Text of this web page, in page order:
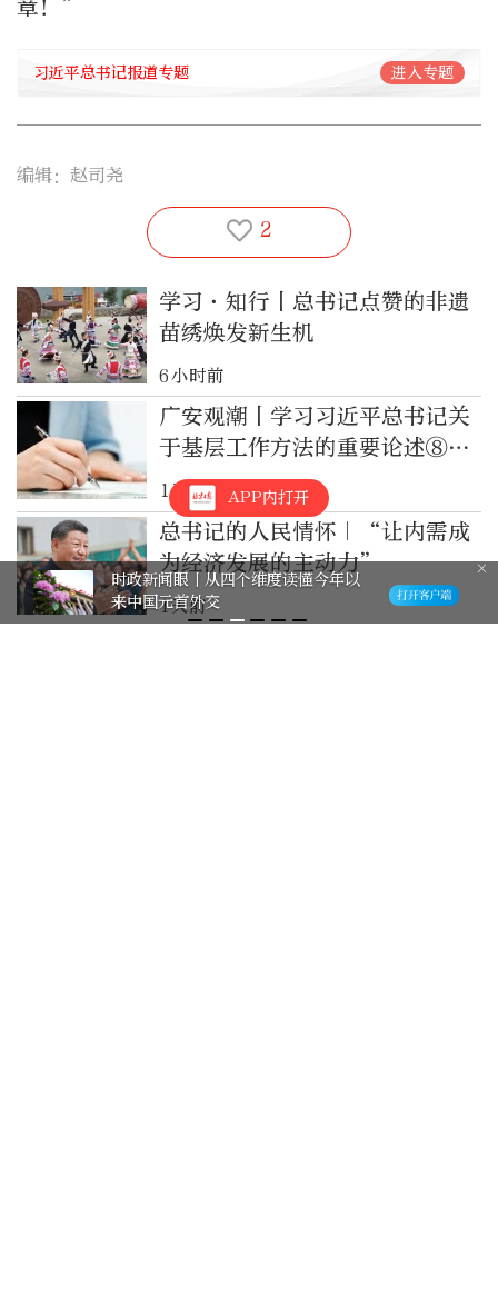
章！”
习近平总书记报道专题 进入专题
编辑：赵司尧
2
学习·知行丨总书记点赞的非遗
苗绣焕发新生机
6小时前
广安观潮丨学习习近平总书记关
于基层工作方法的重要论述⑧推
动基层监督与基层治理相贯通
1天前
总书记的人民情怀｜“让内需成
为经济发展的主动力”
1天前
APP内打开
时政新闻眼丨从四个维度读懂今年以
来中国元首外交